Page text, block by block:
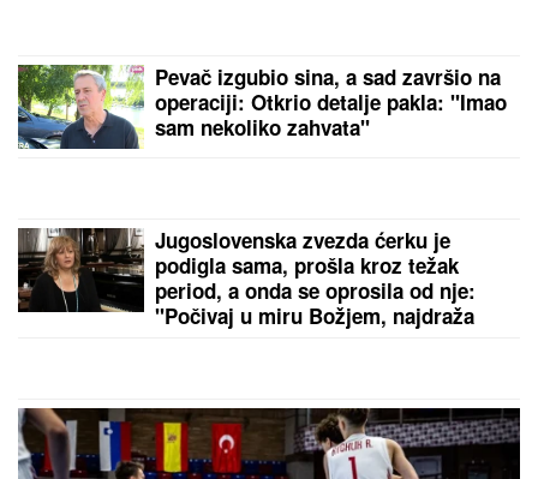
"JELENA, VADI STVAR"Vlado
Georgiev prekinuo koncert, pa se
obratio ženi Novaka Đokovića: Svi
(VIDEO) "IZGLEDAM KAO TELE"
Asmina prozivali zbog kilaže, on se
sada snimio i šokirao: Maja ga
momentalno prekorila